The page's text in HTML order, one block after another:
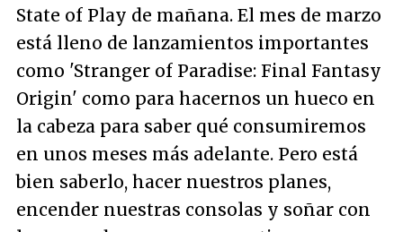
State of Play de mañana. El mes de marzo
está lleno de lanzamientos importantes
como 'Stranger of Paradise: Final Fantasy
Origin' como para hacernos un hueco en
la cabeza para saber qué consumiremos
en unos meses más adelante. Pero está
bien saberlo, hacer nuestros planes,
encender nuestras consolas y soñar con